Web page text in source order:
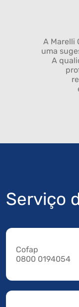
A Marelli
uma
A
Serviço
Cofap
0800 0194054